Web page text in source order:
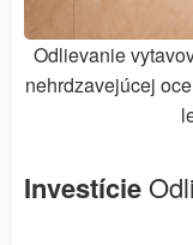
Odlievanie
nehrdzavejúcej
Investície